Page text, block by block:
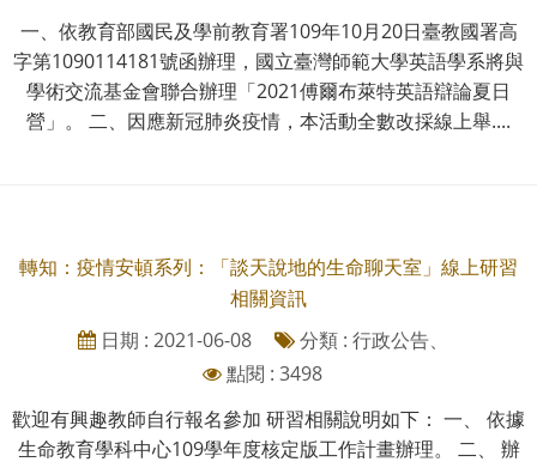
一、依教育部國民及學前教育署109年10月20日臺教國署高
字第1090114181號函辦理，國立臺灣師範大學英語學系將與
學術交流基金會聯合辦理「2021傅爾布萊特英語辯論夏日
營」。 二、因應新冠肺炎疫情，本活動全數改採線上舉....
轉知：疫情安頓系列：「談天說地的生命聊天室」線上研習
相關資訊
日期 : 2021-06-08
分類 : 行政公告、
點閱 : 3498
歡迎有興趣教師自行報名參加 研習相關說明如下： 一、 依據
生命教育學科中心109學年度核定版工作計畫辦理。 二、 辦